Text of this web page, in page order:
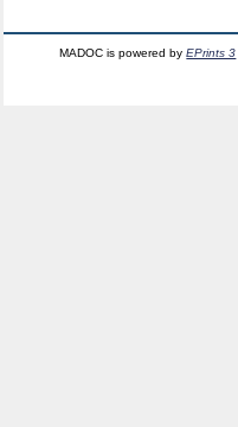
MADOC is powered byEPrints 3